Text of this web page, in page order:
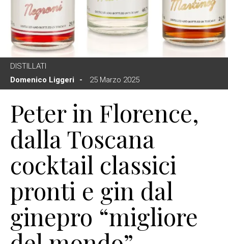
DISTILLATI
Domenico Liggeri
25 Marzo 2025
Peter in Florence,
dalla Toscana
cocktail classici
pronti e gin dal
ginepro “migliore